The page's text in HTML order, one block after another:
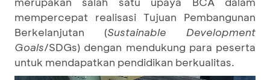
mempercepat realisasi Tujuan Pembangunan
Berkelanjutan (Sustainable Development
Goals/SDGs) dengan mendukung para peserta
untuk mendapatkan pendidikan berkualitas.